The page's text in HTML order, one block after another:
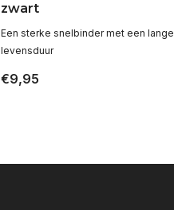
zwart
Een sterke snelbinder met een lange
levensduur
€9,95